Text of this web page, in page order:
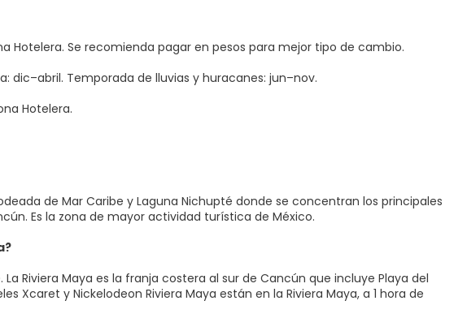
Hotelera. Se recomienda pagar en pesos para mejor tipo de cambio.
dic–abril. Temporada de lluvias y huracanes: jun–nov.
Hotelera.
de Mar Caribe y Laguna Nichupté donde se concentran los principales
Es la zona de mayor actividad turística de México.
Riviera Maya es la franja costera al sur de Cancún que incluye Playa del
Xcaret y Nickelodeon Riviera Maya están en la Riviera Maya, a 1 hora de